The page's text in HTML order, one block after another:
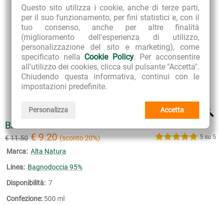
Questo sito utilizza i cookie, anche di terze parti,
per il suo funzionamento, per fini statistici e, con il
tuo consenso, anche per altre finalità
(miglioramento dell'esperienza di utilizzo,
personalizzazione del sito e marketing), come
specificato nella Cookie Policy. Per acconsentire
all'utilizzo dei cookies, clicca sul pulsante "Accetta".
Chiudendo questa informativa, continui con le
impostazioni predefinite.
Personalizza Accetta
BAGNODOCCIA MUGHETTO E GELSOMINO
€ 11.50 € 9.20(sconto 20%) 5 su 5
Marca: Alta Natura
Linea: Bagnodoccia 95%
Disponibilità: 7
Confezione: 500 ml